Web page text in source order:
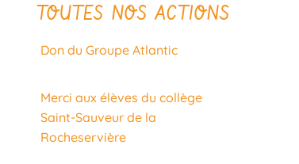
TOUTES NOS ACTIONS
Don du Groupe Atlantic
Merci aux élèves du collège
Saint-Sauveur de la
Rocheservière